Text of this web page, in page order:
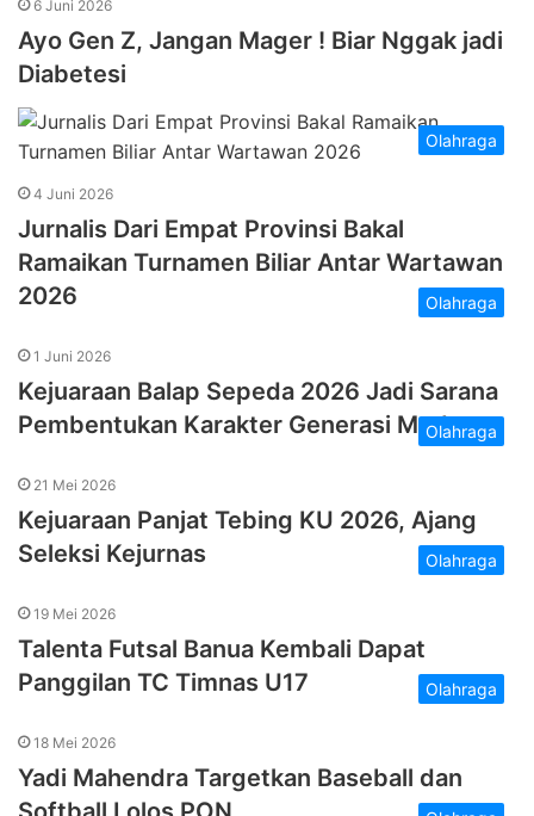
6 Juni 2026
Ayo Gen Z, Jangan Mager ! Biar Nggak jadi
Diabetesi
Olahraga
4 Juni 2026
Jurnalis Dari Empat Provinsi Bakal
Ramaikan Turnamen Biliar Antar Wartawan
2026
Olahraga
1 Juni 2026
Kejuaraan Balap Sepeda 2026 Jadi Sarana
Pembentukan Karakter Generasi MudaOlahraga
21 Mei 2026
Kejuaraan Panjat Tebing KU 2026, Ajang
Seleksi Kejurnas
Olahraga
19 Mei 2026
Talenta Futsal Banua Kembali Dapat
Panggilan TC Timnas U17
Olahraga
18 Mei 2026
Yadi Mahendra Targetkan Baseball dan